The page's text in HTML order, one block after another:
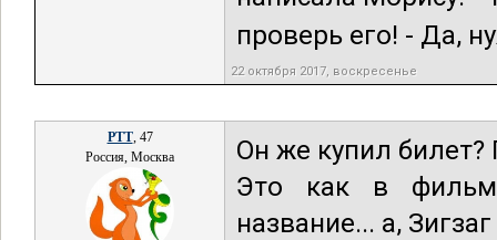
проверь его! - Да,
22 октября 2017, воскресенье
РТТ, 47
Россия, Москва
Он же купил
Это как в
название... а,